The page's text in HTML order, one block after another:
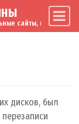
сайты, мировые
дисков, был